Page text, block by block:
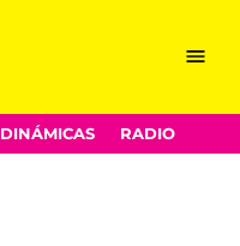
Menu
DINÁMICAS RADIO